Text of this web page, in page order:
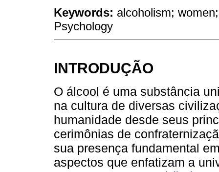
Keywords: alcoholism;
Psychology
INTRODUÇÃO
O álcool é uma substância
na cultura de diversas
humanidade desde seus
cerimônias de
sua presença fundamental
aspectos que enfatizam a